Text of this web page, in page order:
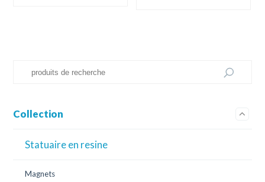
Collection
Statuaire en resine
Magnets